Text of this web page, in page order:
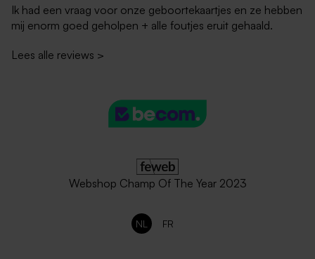
Ik had een vraag voor onze geboortekaartjes en ze hebben
mij enorm goed geholpen + alle foutjes eruit gehaald.
Lees alle reviews >
Webshop Champ Of The Year 2023
NL FR